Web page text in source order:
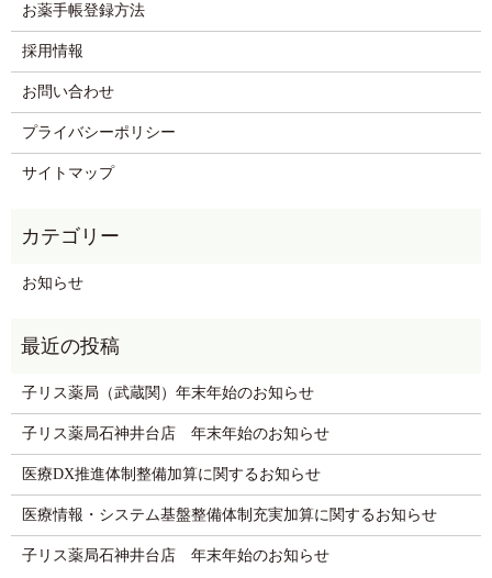
お薬手帳登録方法
採用情報
お問い合わせ
プライバシーポリシー
サイトマップ
お知らせ
子リス薬局（武蔵関）年末年始のお知らせ
子リス薬局石神井台店 年末年始のお知らせ
医療DX推進体制整備加算に関するお知らせ
医療情報・システム基盤整備体制充実加算に関するお知らせ
子リス薬局石神井台店 年末年始のお知らせ